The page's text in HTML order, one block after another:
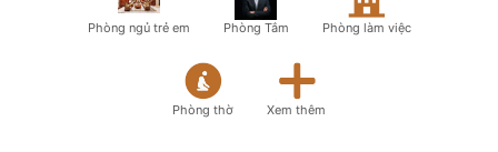
Phòng ngủ trẻ em Phòng Tắm Phòng làm việc
Phòng thờ Xem thêm